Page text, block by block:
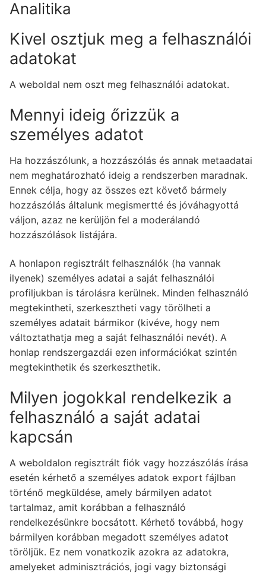
Analitika
Kivel osztjuk meg a felhasználói
adatokat
A weboldal nem oszt meg felhasználói adatokat.
Mennyi ideig őrizzük a
személyes adatot
Ha hozzászólunk, a hozzászólás és annak metaadatai
nem meghatározható ideig a rendszerben maradnak.
Ennek célja, hogy az összes ezt követő bármely
hozzászólás általunk megismertté és jóváhagyottá
váljon, azaz ne kerüljön fel a moderálandó
hozzászólások listájára.
A honlapon regisztrált felhasználók (ha vannak
ilyenek) személyes adatai a saját felhasználói
profiljukban is tárolásra kerülnek. Minden felhasználó
megtekintheti, szerkesztheti vagy törölheti a
személyes adatait bármikor (kivéve, hogy nem
változtathatja meg a saját felhasználói nevét). A
honlap rendszergazdái ezen információkat szintén
megtekinthetik és szerkeszthetik.
Milyen jogokkal rendelkezik a
felhasználó a saját adatai
kapcsán
A weboldalon regisztrált fiók vagy hozzászólás írása
esetén kérhető a személyes adatok export fájlban
történő megküldése, amely bármilyen adatot
tartalmaz, amit korábban a felhasználó
rendelkezésünkre bocsátott. Kérhető továbbá, hogy
bármilyen korábban megadott személyes adatot
töröljük. Ez nem vonatkozik azokra az adatokra,
amelyeket adminisztrációs, jogi vagy biztonsági